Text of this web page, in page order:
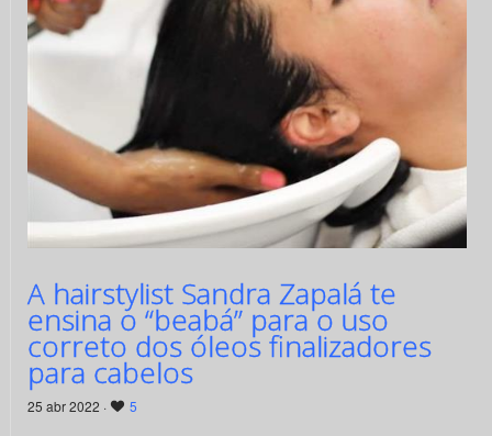
A hairstylist Sandra Zapalá te
ensina o “beabá” para o uso
correto dos óleos finalizadores
para cabelos
25 abr 2022 · 5